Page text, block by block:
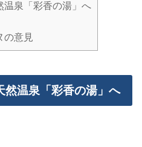
温泉「彩香の湯」へ
の意見
然温泉「彩香の湯」へ